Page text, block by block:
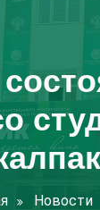
Новости